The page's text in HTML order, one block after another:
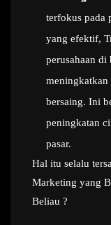
terfokus pada
yang efektif,
perusahaan di
meningkatkan
bersaing. Ini
peningkatan
pasar.
Hal itu selalu
Marketing yang
Beliau ?